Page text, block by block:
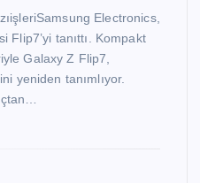
Electronics,
Flip7’yi tanıttı. Kompakt
Galaxy Z Flip7,
yeniden tanımlıyor.